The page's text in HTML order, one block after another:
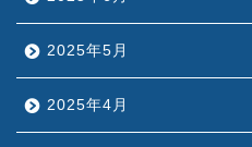
2025年5月
2025年4月